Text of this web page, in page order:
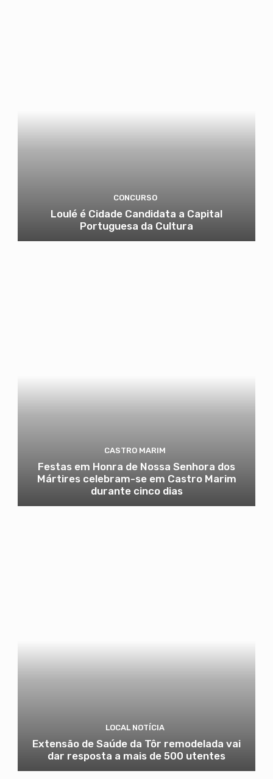
CONCURSO
Loulé é Cidade Candidata a Capital
Portuguesa da Cultura
CASTRO MARIM
Festas em Honra de Nossa Senhora dos
Mártires celebram-se em Castro Marim
durante cinco dias
LOCAL NOTÍCIA
Extensão de Saúde da Tôr remodelada vai
dar resposta a mais de 500 utentes